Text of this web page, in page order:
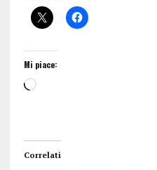
Mi piace:
Correlati